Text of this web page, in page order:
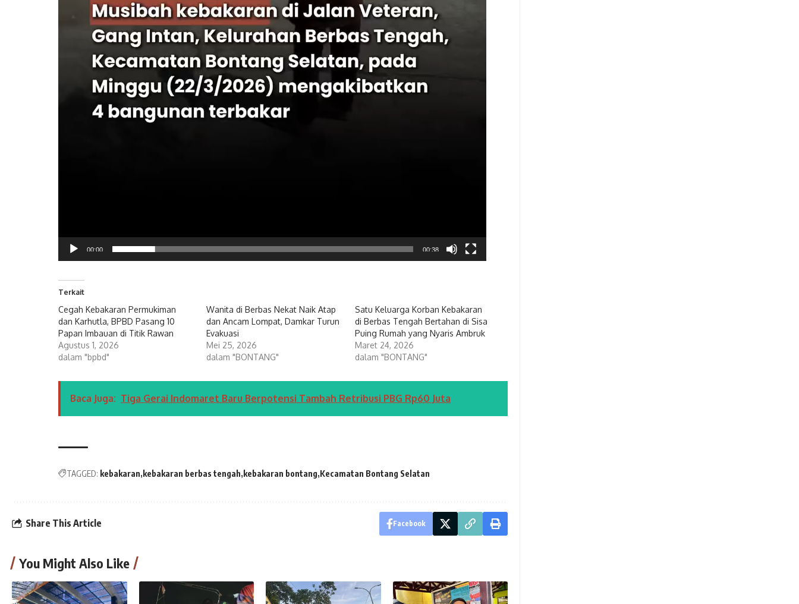
00:00 00:38
Terkait
Cegah Kebakaran Permukiman
dan Karhutla, BPBD Pasang 10
Papan Imbauan di Titik Rawan
Agustus 1, 2026
dalam "bpbd"
Wanita di Berbas Nekat Naik Atap
dan Ancam Lompat, Damkar Turun
Evakuasi
Mei 25, 2026
dalam "BONTANG"
Satu Keluarga Korban Kebakaran
di Berbas Tengah Bertahan di Sisa
Puing Rumah yang Nyaris Ambruk
Maret 24, 2026
dalam "BONTANG"
Baca Juga: Tiga Gerai Indomaret Baru Berpotensi Tambah Retribusi PBG Rp60 Juta
TAGGED: kebakaran kebakaran berbas tengah kebakaran bontang Kecamatan Bontang Selatan
Share This Article Facebook
You Might Also Like